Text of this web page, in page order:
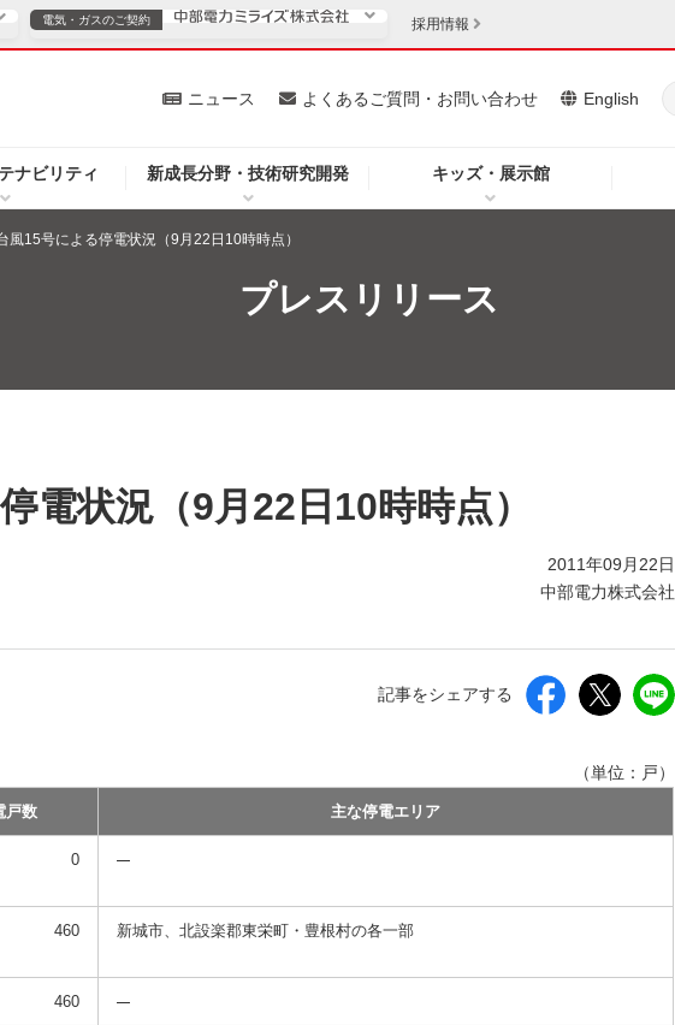
ナビリティ 新成長分野・技術研究開発 キッズ・展示館
ニュース よくあるご質問・お問い合わせ English
ご案内 安定供給
企業情報
電気・ガスのご契約
約
個人のお客さま 法人のお客さま
採用情報
風15号による停電状況（9月22日10時時点）
プレスリリース
電状況（9月22日10時時点）
2011年09月22日
中部電力株式会社
記事をシェアする
（単位：戸）
戸数 主な停電エリア
0
460 新城市、北設楽郡東栄町・豊根村の各一部
460